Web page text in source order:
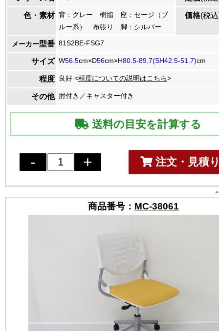
色・素材 背：グレー 樹脂 座：セージ（ブ
ルー系） 布張り 脚：シルバー
価格(税
メーカー型番 81S2BE-FSG7
サイズ W56.5cm×D56cm×H80.5-89.7(SH42.5-51.7)cm
程度 良好 <程度についての説明はこちら>
その他 肘付き／キャスター付き
送料の目安を計算する
注文・見積
商品番号： MC-38061